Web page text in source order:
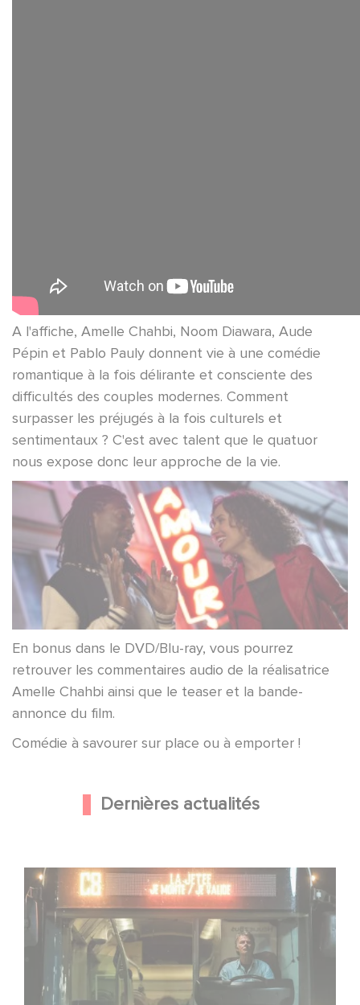
A l'affiche, Amelle Chahbi, Noom Diawara, Aude
Pépin et Pablo Pauly donnent vie à une comédie
romantique à la fois délirante et consciente des
difficultés des couples modernes. Comment
surpasser les préjugés à la fois culturels et
sentimentaux ? C'est avec talent que le quatuor
nous expose donc leur approche de la vie.
En bonus dans le DVD/Blu-ray, vous pourrez
retrouver les commentaires audio de la réalisatrice
Amelle Chahbi ainsi que le teaser et la bande-
annonce du film.
Comédie à savourer sur place ou à emporter !
Dernières actualités
Une date de sortie pour le nouveau film de Franck
Dubosc